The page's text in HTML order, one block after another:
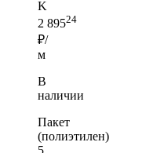
K
2 89524
₽/
м
В
наличии
Пакет
(полиэтилен)